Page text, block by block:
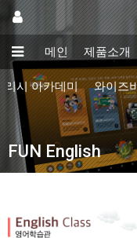
메인 제품소개
리시 아카데미 와이즈
FUN English